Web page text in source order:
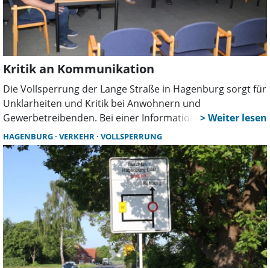
Kritik an Kommunikation
Die Vollsperrung der Lange Straße in Hagenburg sorgt für
Unklarheiten und Kritik bei Anwohnern und
Gewerbetreibenden. Bei einer Informationsveranstaltung
im Rathaus nahm die Gemeinde Stellung, kündigte
Anpassungen an und verwies auf notwendige Arbeiten
am Kanalnetz bis in den Herbst.
HAGENBURG VERKEHR VOLLSPERRUNG